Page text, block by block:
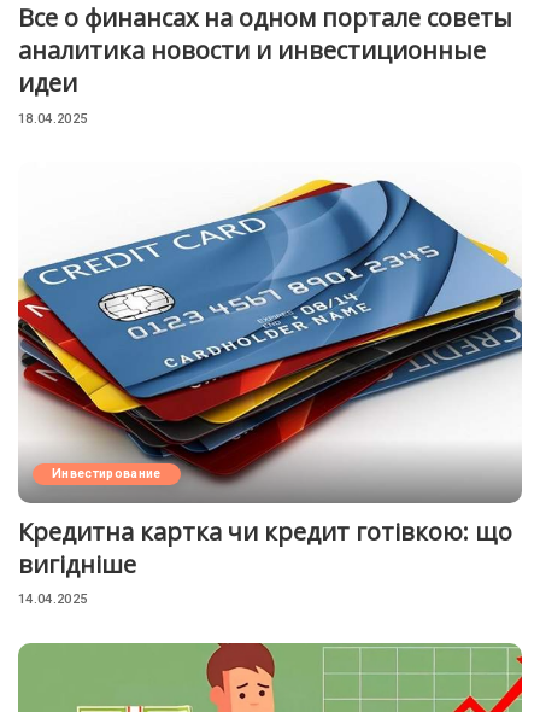
Все о финансах на одном портале советы
аналитика новости и инвестиционные
идеи
18.04.2025
Инвестирование
Кредитна картка чи кредит готівкою: що
вигідніше
14.04.2025